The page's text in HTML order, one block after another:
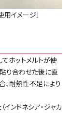
イメージ］
ホットメルトが使
り合わせた後に直
耐熱性不足により
ンドネシア・ジャカ